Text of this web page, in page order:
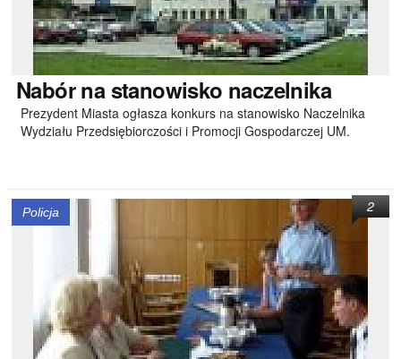
Nabórna stanowisko naczelnika
Prezydent Miasta ogłasza konkurs na stanowisko Naczelnika
Wydziału Przedsiębiorczości i Promocji Gospodarczej UM.
Policja 2